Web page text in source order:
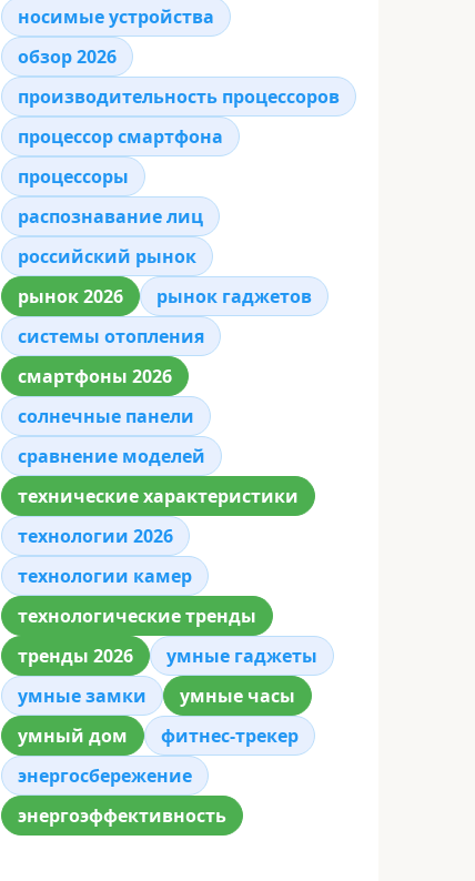
носимые устройства
обзор 2026
производительность процессоров
процессор смартфона
процессоры
распознавание лиц
российский рынок
рынок 2026
рынок гаджетов
системы отопления
смартфоны 2026
солнечные панели
сравнение моделей
технические характеристики
технологии 2026
технологии камер
технологические тренды
тренды 2026
умные гаджеты
умные замки
умные часы
умный дом
фитнес-трекер
энергосбережение
энергоэффективность